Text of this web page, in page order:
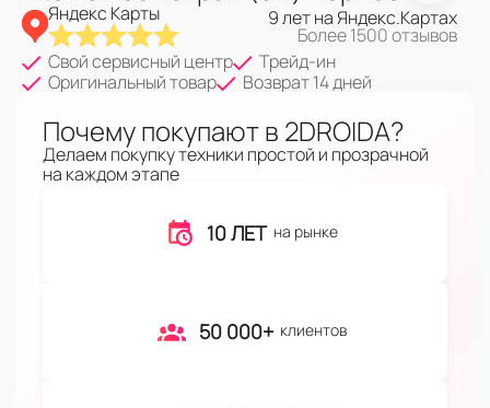
Яндекс Карты 9 лет на Яндекс.Картах
Более 1500 отзывов
Свой сервисный центр
Трейд-ин
Оригинальный товар
Возврат 14 дней
Почему покупают в 2DROIDA?
Делаем покупку техники простой и прозрачной
на каждом этапе
10 ЛЕТ на рынке
50 000+ клиентов